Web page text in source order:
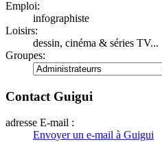
Emploi:
infographiste
Loisirs:
dessin, cinéma & séries TV...
Groupes:
Contact Guigui
adresse E-mail :
Envoyer un e-mail à Guigui